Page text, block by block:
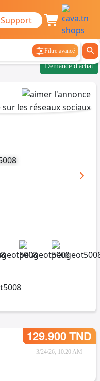
Support
Filtre avancé
Demande d'achat
129.900 TND
3/24/26, 10:20 AM